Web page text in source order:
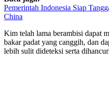
Pemerintah Indonesia Siap
China
Kim telah lama berambisi dapat
bakar padat yang canggih, dan
lebih sulit dideteksi serta